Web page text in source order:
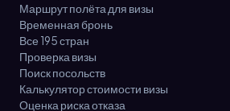
Маршрут полёта для визы
Временная бронь
Все 195 стран
Проверка визы
Поиск посольств
Калькулятор стоимости визы
Оценка риска отказа